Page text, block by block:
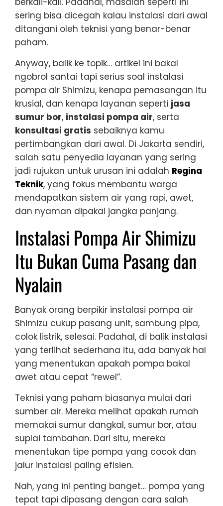
sering bisa dicegah kalau instalasi dari awal
ditangani oleh teknisi yang benar-benar
paham.
Anyway, balik ke topik… artikel ini bakal
ngobrol santai tapi serius soal instalasi
pompa air Shimizu, kenapa pemasangan itu
krusial, dan kenapa layanan seperti jasa
sumur bor, instalasi pompa air, serta
konsultasi gratis sebaiknya kamu
pertimbangkan dari awal. Di Jakarta sendiri,
salah satu penyedia layanan yang sering
jadi rujukan untuk urusan ini adalah Regina
Teknik, yang fokus membantu warga
mendapatkan sistem air yang rapi, awet,
dan nyaman dipakai jangka panjang.
Instalasi Pompa Air Shimizu
Itu Bukan Cuma Pasang dan
Nyalain
Banyak orang berpikir instalasi pompa air
Shimizu cukup pasang unit, sambung pipa,
colok listrik, selesai. Padahal, di balik instalasi
yang terlihat sederhana itu, ada banyak hal
yang menentukan apakah pompa bakal
awet atau cepat “rewel”.
Teknisi yang paham biasanya mulai dari
sumber air. Mereka melihat apakah rumah
memakai sumur dangkal, sumur bor, atau
suplai tambahan. Dari situ, mereka
menentukan tipe pompa yang cocok dan
jalur instalasi paling efisien.
Nah, yang ini penting banget… pompa yang
tepat tapi dipasang dengan cara salah